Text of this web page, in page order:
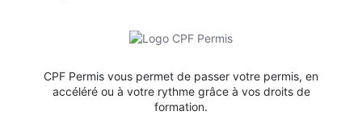
CPF Permis vous permet de passer votre permis, en
accéléré ou à votre rythme grâce à vos droits de
formation.